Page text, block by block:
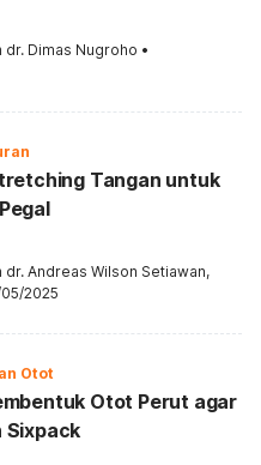
dr. Dimas Nugroho •
Tangan untuk
dr. Andreas Wilson Setiawan,
2025
Otot
Otot Perut agar
Sixpack